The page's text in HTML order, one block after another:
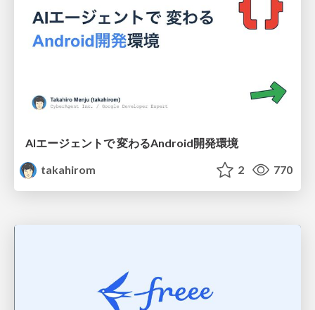
AIエージェントで 変わるAndroid開発環境
takahirom
2 770